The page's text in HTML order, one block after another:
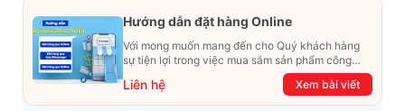
Hướng dẫn đặt hàng Online
Với mong muốn mang đến cho Quý khách hàng
sự tiện lợi trong việc mua sắm sản phẩm công
nghệ từ xa. Trong bài viết này, T&T Center sẽ
hướng dẫn chi tiết cách mua hàng trực tuyến qua
các kênh online Website, Zalo, Messenger và
Liên hệ Xem bài viết